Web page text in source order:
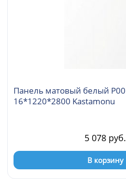
Панель матовый белый Р001/734
16*1220*2800 Kastamonu
5 078 руб.
В корзину